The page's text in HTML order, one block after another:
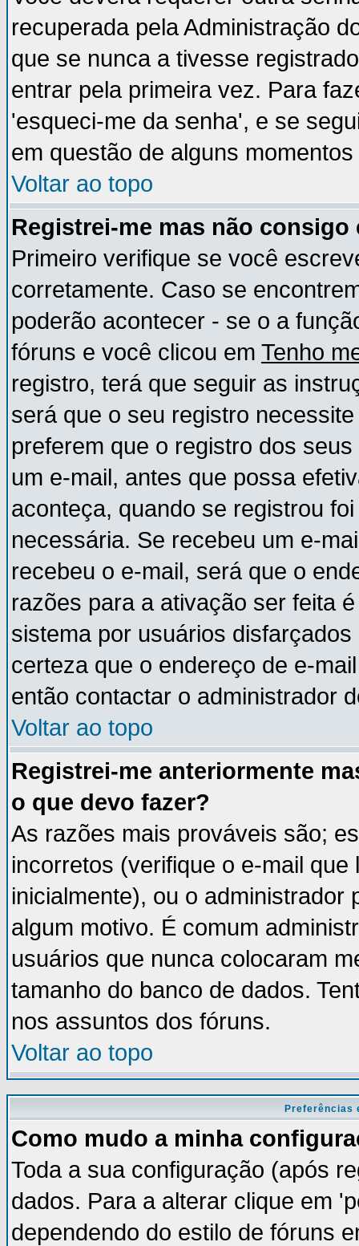
recuperada pela Administração
que se nunca a tivesse
entrar pela primeira vez. Para
'esqueci-me da senha', e se
em questão de alguns momentos
Voltar ao topo
Registrei-me mas não
Primeiro verifique se você
corretamente. Caso se
poderão acontecer - se o a
fóruns e você clicou em Tenho
registro, terá que seguir as
será que o seu registro
preferem que o registro dos
um e-mail, antes que possa
aconteça, quando se registrou
necessária. Se recebeu um e-
recebeu o e-mail, será que o
razões para a ativação ser feita
sistema por usuários
certeza que o endereço de e-
então contactar o administrador
Voltar ao topo
Registrei-me anteriormente
o que devo fazer?
As razões mais prováveis são;
incorretos (verifique o e-mail
inicialmente), ou o
algum motivo. É comum
usuários que nunca colocaram
tamanho do banco de dados.
nos assuntos dos fóruns.
Voltar ao topo
Preferências
Como mudo a minha
Toda a sua configuração (após
dados. Para a alterar clique em
dependendo do estilo de fóruns